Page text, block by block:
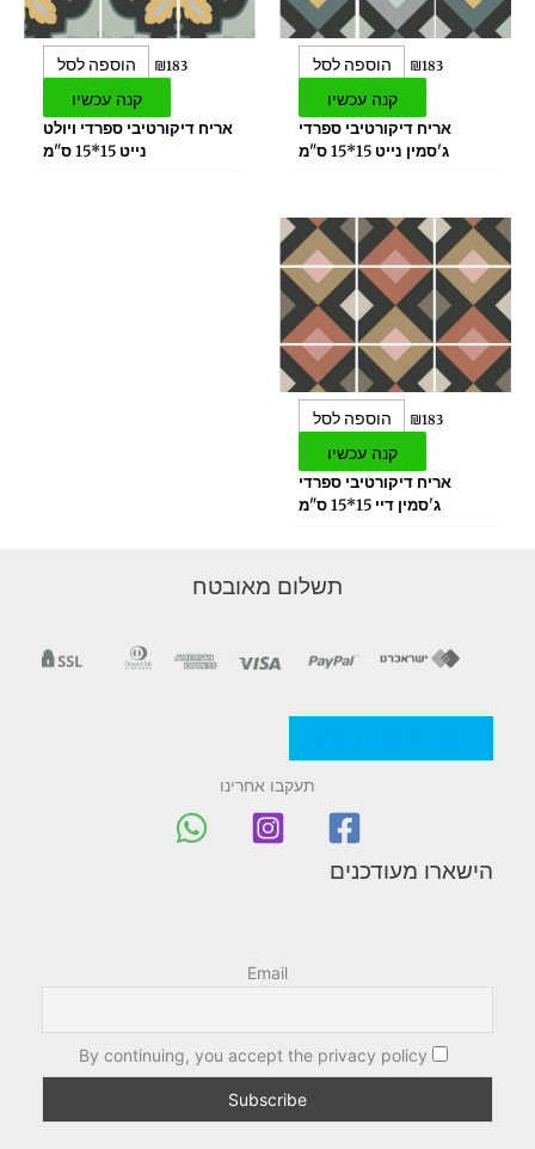
₪183 הוספה לסל
קנה עכשיו
אריח דיקורטיבי ספרדי
ג'סמין נייט 15*15 ס"מ
₪183 הוספה לסל
קנה עכשיו
אריח דיקורטיבי ספרדי ויולט
נייט 15*15 ס"מ
₪183 הוספה לסל
קנה עכשיו
אריח דיקורטיבי ספרדי
ג'סמין דיי 15*15 ס"מ
תשלום מאובטח
תעקבו אחרינו
הישארו מעודכנים
Email
By continuing, you accept the privacy policy